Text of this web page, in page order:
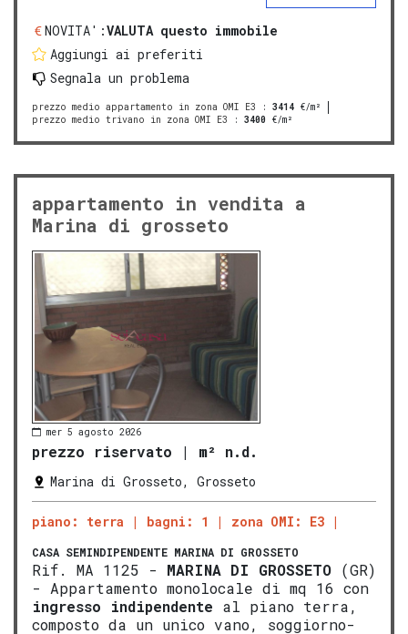
NOVITA':VALUTA questo immobile
Aggiungi ai preferiti
Segnala un problema
prezzo medio appartamento in zona OMI E3 : 3414 €/m²
prezzo medio trivano in zona OMI E3 : 3400 €/m²
appartamento in vendita a
Marina di grosseto
mer 5 agosto 2026
prezzo riservato | m² n.d.
Marina di Grosseto, Grosseto
piano: terra bagni: 1 zona OMI: E3
CASA SEMINDIPENDENTE MARINA DI GROSSETO
Rif. MA 1125 - MARINA DI GROSSETO (GR)
- Appartamento monolocale di mq 16 con
ingresso indipendente al piano terra,
composto da un unico vano, soggiorno-